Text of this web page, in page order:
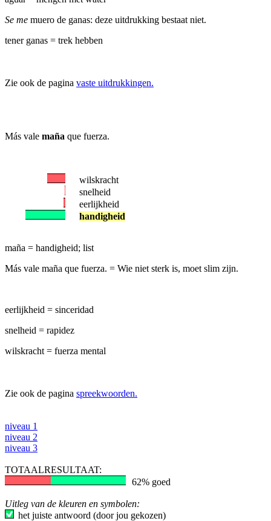
Se me muero de ganas: deze uitdrukking bestaat niet.
tener ganas = trek hebben
Zie ook de pagina vaste uitdrukkingen.
Más vale maña que fuerza.
wilskracht
snelheid
eerlijkheid
handigheid
maña = handigheid; list
Más vale maña que fuerza. = Wie niet sterk is, moet slim zijn.
eerlijkheid = sinceridad
snelheid = rapidez
wilskracht = fuerza mental
Zie ook de pagina spreekwoorden.
niveau 1
niveau 2
niveau 3
TOTAALRESULTAAT:
62% goed
Uitleg van de kleuren en symbolen:
het juiste antwoord (door jou gekozen)